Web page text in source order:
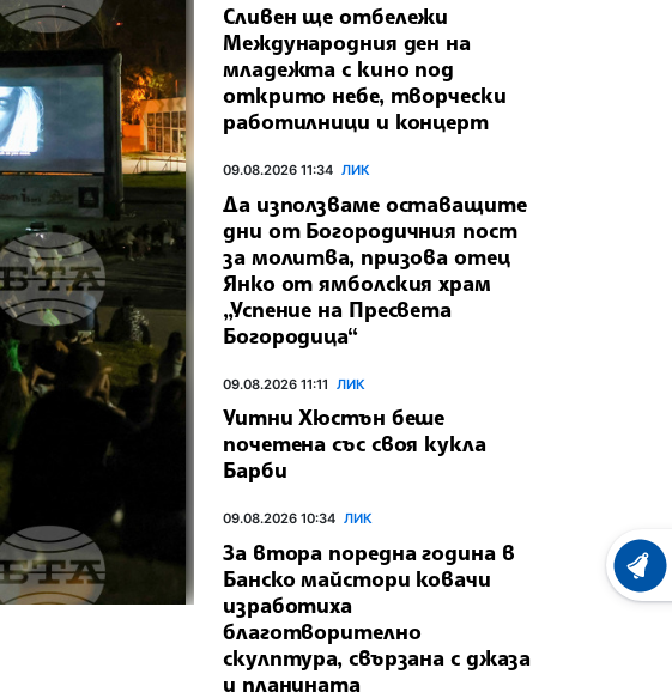
Сливен ще отбележи
Международния ден на
младежта с кино под
открито небе, творчески
работилници и концерт
09.08.2026 11:34 ЛИК
Да използваме оставащите
дни от Богородичния пост
за молитва, призова отец
Янко от ямболския храм
„Успение на Пресвета
Богородица“
09.08.2026 11:11 ЛИК
Уитни Хюстън беше
почетена със своя кукла
Барби
09.08.2026 10:34 ЛИК
За втора поредна година в
Банско майстори ковачи
изработиха
благотворително
скулптура, свързана с джаза
и планината